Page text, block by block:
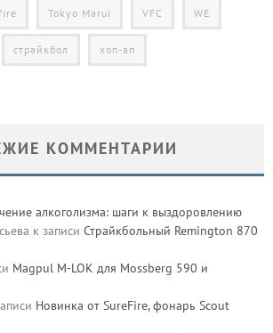
Tokyo Marui VFC WE
страйкбол хоп-ап
КОММЕНТАРИИ
алкоголизма: шаги к выздоровлению
к записи Страйкбольный Remington 870
Magpul M-LOK для Mossberg 590 и
Новинка от SureFire, фонарь Scout